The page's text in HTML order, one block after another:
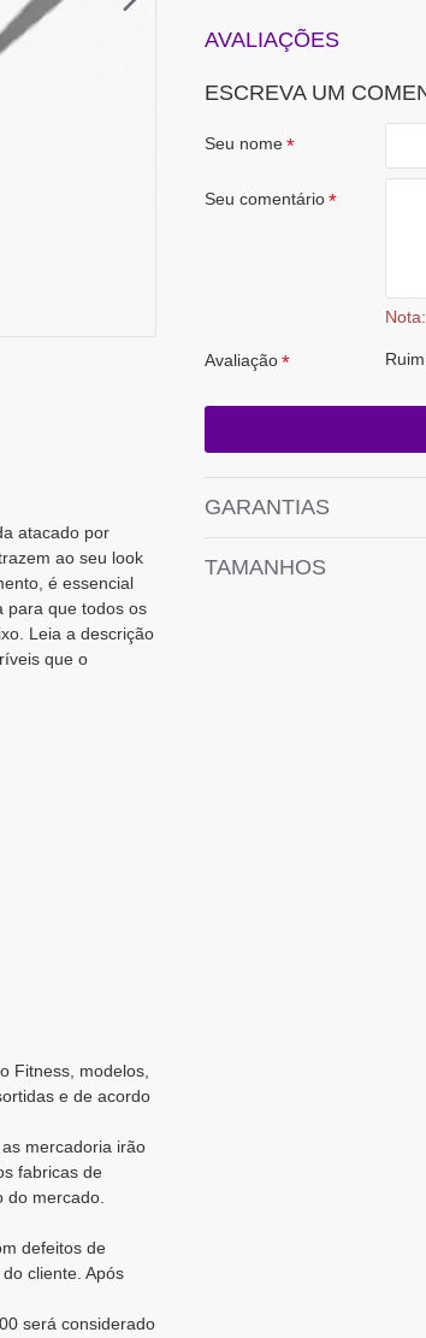
atacado por
ao seu look
é essencial
para que todos os
Leia a descrição
que o
Fitness, modelos,
e de acordo
mercadoria irão
fabricas de
do mercado.
defeitos de
cliente. Após
será considerado
AVALIAÇÕES
ESCREVA UM
Seu nome
Seu comentário
Nota:
Avaliação Ruim
GARANTIAS
TAMANHOS